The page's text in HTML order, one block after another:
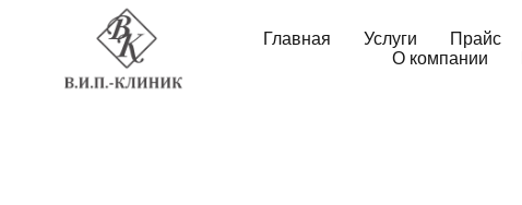
Главная Услуги Прайс
О компании